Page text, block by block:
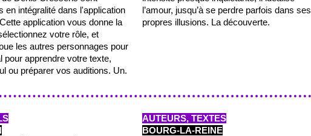
en intégralité dans l'application
application vous donne la
votre rôle, et
les autres personnages pour
pour apprendre votre texte,
ou préparer vos auditions. Un.
l’amour, jusqu’à se perdre parfois dans ses
propres illusions. La découverte.
AUTEURS, TEXTES
BOURG-LA-REINE